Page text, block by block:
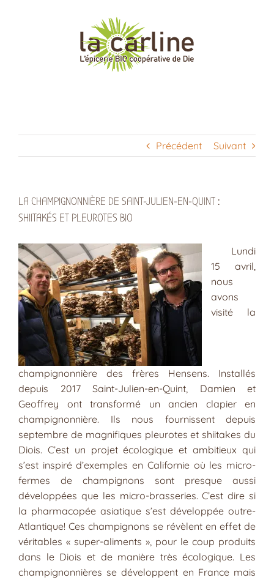
Précédent Suivant
LA CHAMPIGNONNIÈRE DE SAINT-JULIEN-EN-QUINT :
SHIITAKÉS ET PLEUROTES BIO
Lundi
15 avril,
nous
avons
visité la
champignonnière des frères Hensens. Installés
depuis 2017 Saint-Julien-en-Quint, Damien et
Geoffrey ont transformé un ancien clapier en
champignonnière. Ils nous fournissent depuis
septembre de magnifiques pleurotes et shiitakes du
Diois. C’est un projet écologique et ambitieux qui
s’est inspiré d’exemples en Californie où les micro-
fermes de champignons sont presque aussi
développées que les micro-brasseries. C’est dire si
la pharmacopée asiatique s’est développée outre-
Atlantique! Ces champignons se révèlent en effet de
véritables « super-aliments », pour le coup produits
dans le Diois et de manière très écologique. Les
champignonnières se développent en France mais